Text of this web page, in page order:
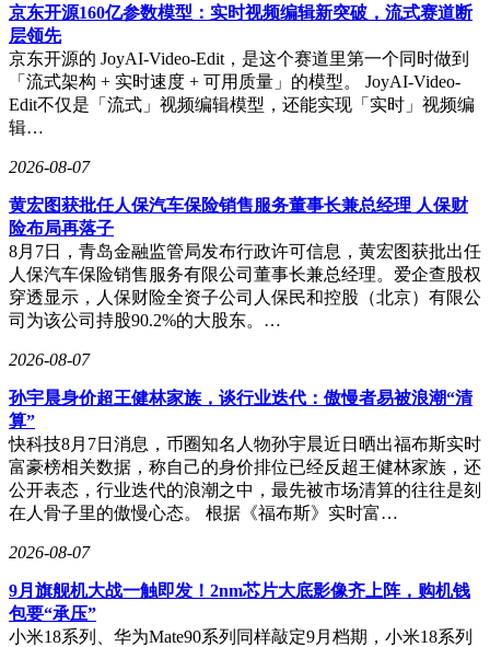
京东开源160亿参数模型：实时视频编辑新突破，流式赛道断
层领先
京东开源的 JoyAI-Video-Edit，是这个赛道里第一个同时做到
「流式架构 + 实时速度 + 可用质量」的模型。 JoyAI-Video-
Edit不仅是「流式」视频编辑模型，还能实现「实时」视频编
辑…
2026-08-07
黄宏图获批任人保汽车保险销售服务董事长兼总经理 人保财
险布局再落子
8月7日，青岛金融监管局发布行政许可信息，黄宏图获批出任
人保汽车保险销售服务有限公司董事长兼总经理。爱企查股权
穿透显示，人保财险全资子公司人保民和控股（北京）有限公
司为该公司持股90.2%的大股东。…
2026-08-07
孙宇晨身价超王健林家族，谈行业迭代：傲慢者易被浪潮“清
算”
快科技8月7日消息，币圈知名人物孙宇晨近日晒出福布斯实时
富豪榜相关数据，称自己的身价排位已经反超王健林家族，还
公开表态，行业迭代的浪潮之中，最先被市场清算的往往是刻
在人骨子里的傲慢心态。 根据《福布斯》实时富…
2026-08-07
9月旗舰机大战一触即发！2nm芯片大底影像齐上阵，购机钱
包要“承压”
小米18系列、华为Mate90系列同样敲定9月档期，小米18系列